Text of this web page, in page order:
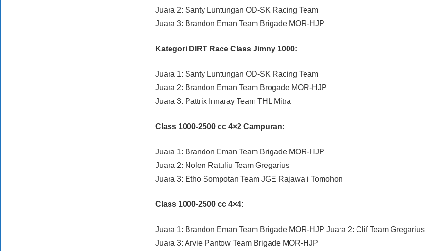
Juara 2: Santy Luntungan OD-SK Racing Team
Juara 3: Brandon Eman Team Brigade MOR-HJP
Kategori DIRT Race Class Jimny 1000:
Juara 1: Santy Luntungan OD-SK Racing Team
Juara 2: Brandon Eman Team Brogade MOR-HJP
Juara 3: Pattrix Innaray Team THL Mitra
Class 1000-2500 cc 4×2 Campuran:
Juara 1: Brandon Eman Team Brigade MOR-HJP
Juara 2: Nolen Ratuliu Team Gregarius
Juara 3: Etho Sompotan Team JGE Rajawali Tomohon
Class 1000-2500 cc 4×4:
Juara 1: Brandon Eman Team Brigade MOR-HJP Juara 2: Clif Team Gregarius
Juara 3: Arvie Pantow Team Brigade MOR-HJP